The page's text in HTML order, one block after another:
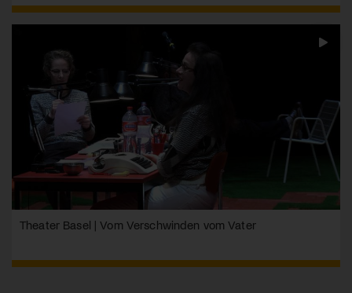
Theater Basel | Vom Verschwinden vom Vater